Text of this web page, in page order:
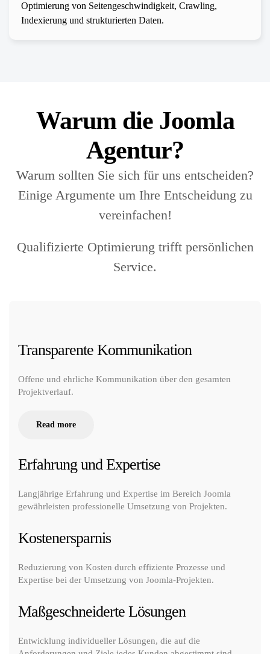
Optimierung von Seitengeschwindigkeit, Crawling,
Indexierung und strukturierten Daten.
Warum die Joomla
Agentur?
Warum sollten Sie sich für uns entscheiden?
Einige Argumente um Ihre Entscheidung zu
vereinfachen!
Qualifizierte Optimierung trifft persönlichen
Service.
Transparente Kommunikation
Offene und ehrliche Kommunikation über den gesamten
Projektverlauf.
Read more
Erfahrung und Expertise
Langjährige Erfahrung und Expertise im Bereich Joomla
gewährleisten professionelle Umsetzung von Projekten.
Kostenersparnis
Reduzierung von Kosten durch effiziente Prozesse und
Expertise bei der Umsetzung von Joomla-Projekten.
Maßgeschneiderte Lösungen
Entwicklung individueller Lösungen, die auf die